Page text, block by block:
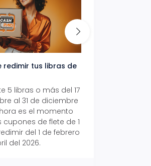
redimir tus libras de
5 libras o más del 17
al 31 de diciembre
es el momento
cupones de flete de 1
del 1 de febrero
del 2026.